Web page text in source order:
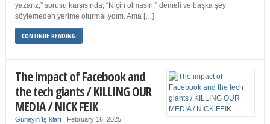
yazarız,” sorusu karşısında, “Niçin olmasın,” demeli ve başka şey
söylemeden yerime oturmalıydım. Ama […]
CONTINUE READING
The impact of Facebook and
the tech giants / KILLING OUR
MEDIA / NICK FEIK
Güneyin Işıkları | February 16, 2025